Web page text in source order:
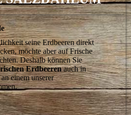
seine Erdbeeren direkt
möchte aber auf Frische
Deshalb können Sie
Erdbeerenauch in
einem unserer